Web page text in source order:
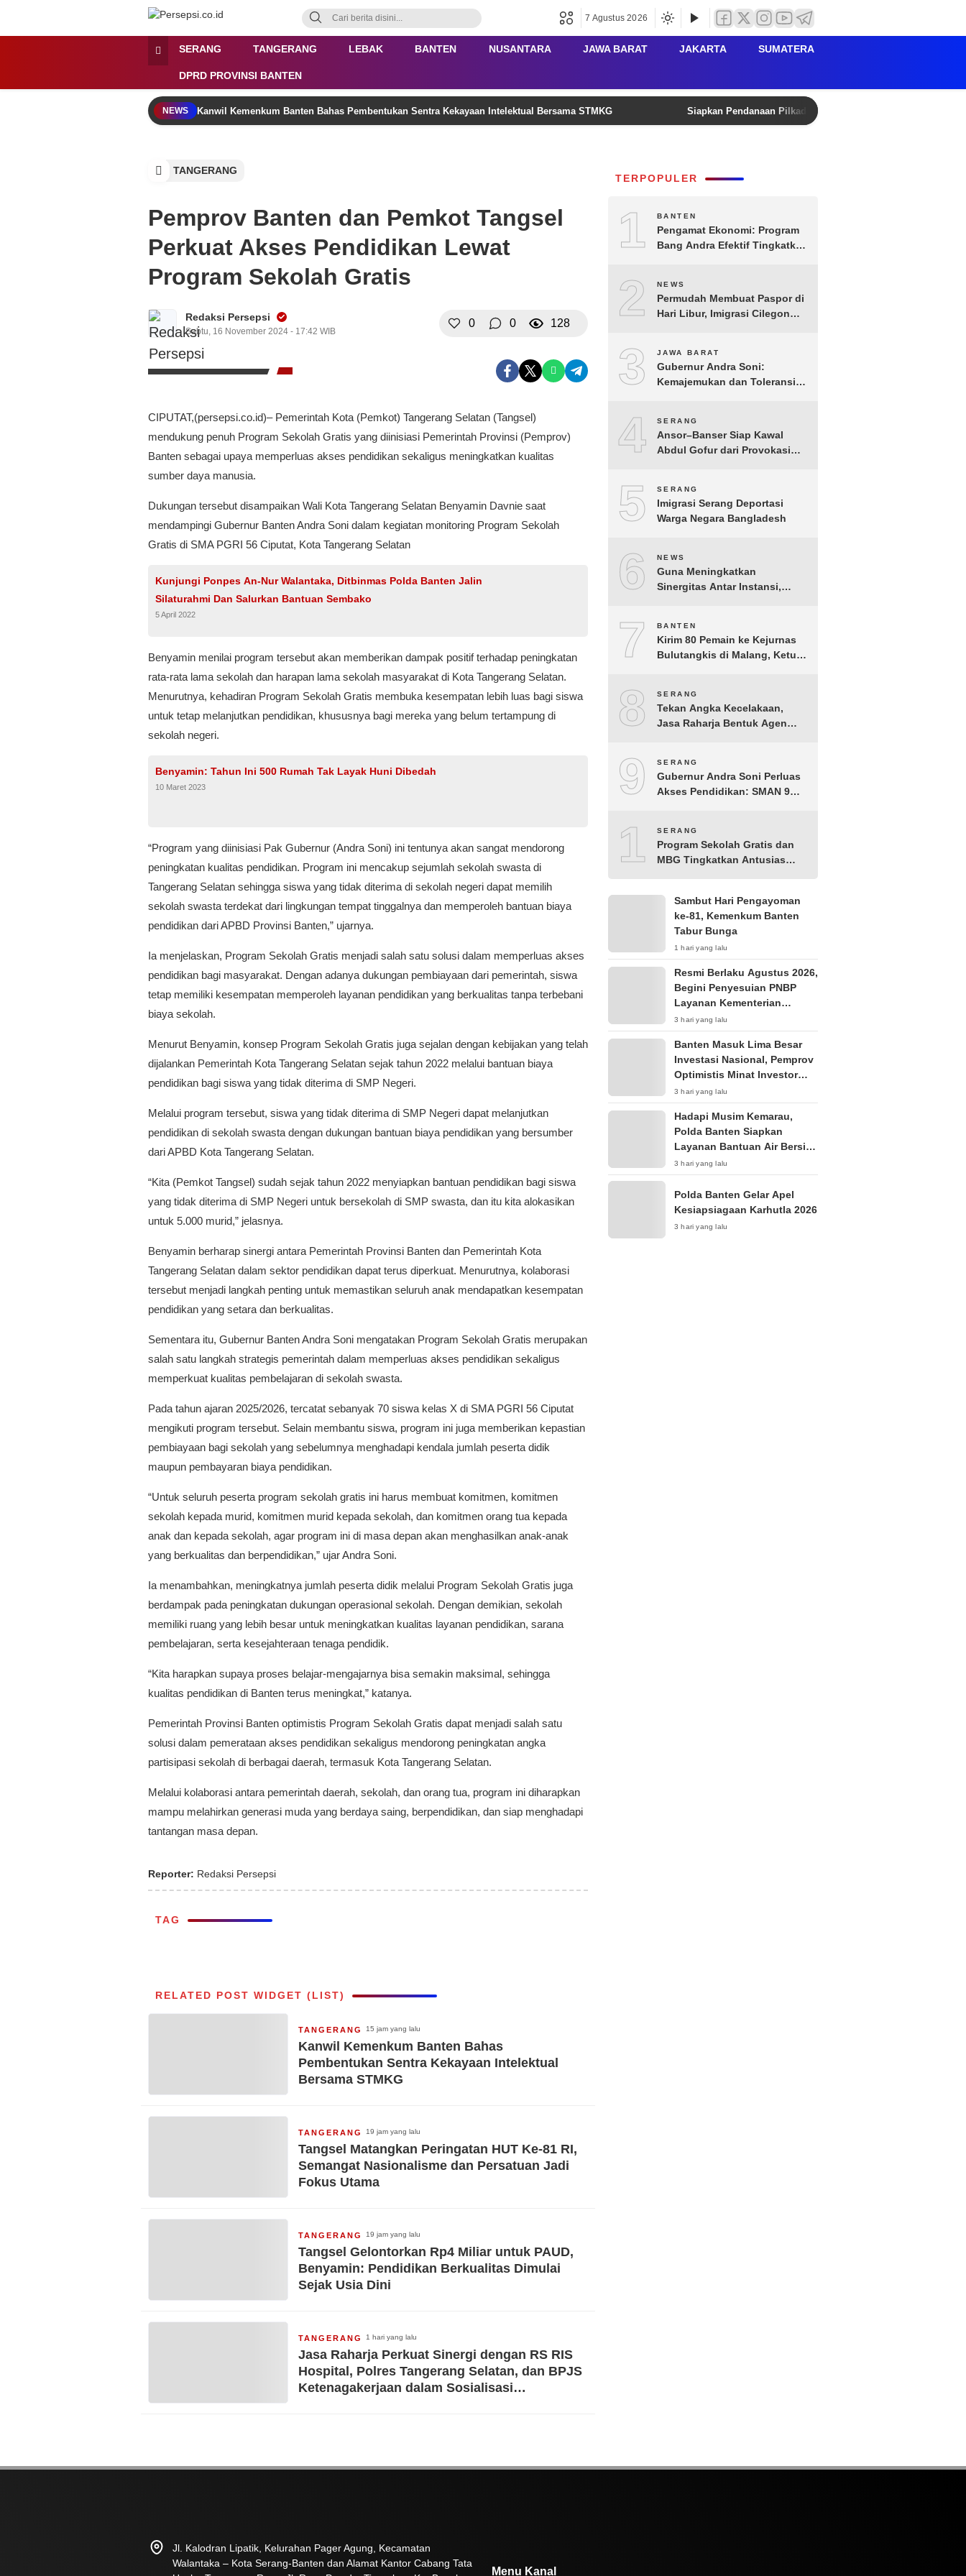
konten
Persepsi.co.id
Media Tanggap Dan Akurat
7 Agustus 2026
SERANG TANGERANG LEBAK BANTEN NUSANTARA JAWA BARAT JAKARTA SUMATERA
DPRD PROVINSI BANTEN
NEWS Kanwil Kemenkum Banten Bahas Pembentukan Sentra Kekayaan Intelektual Bersama STMKG Siapkan Pendanaan Pilkada Lebak 2029, Kanwil Kemenkum
TANGERANG
Pemprov Banten dan Pemkot Tangsel
Perkuat Akses Pendidikan Lewat
Program Sekolah Gratis
Redaksi Persepsi
Sabtu, 16 November 2024 - 17:42 WIB
0 0 128
CIPUTAT,(persepsi.co.id)– Pemerintah Kota (Pemkot) Tangerang Selatan (Tangsel)
mendukung penuh Program Sekolah Gratis yang diinisiasi Pemerintah Provinsi (Pemprov)
Banten sebagai upaya memperluas akses pendidikan sekaligus meningkatkan kualitas
sumber daya manusia.
Dukungan tersebut disampaikan Wali Kota Tangerang Selatan Benyamin Davnie saat
mendampingi Gubernur Banten Andra Soni dalam kegiatan monitoring Program Sekolah
Gratis di SMA PGRI 56 Ciputat, Kota Tangerang Selatan
Kunjungi Ponpes An-Nur Walantaka, Ditbinmas Polda Banten Jalin
Silaturahmi Dan Salurkan Bantuan Sembako
5 April 2022
Benyamin menilai program tersebut akan memberikan dampak positif terhadap peningkatan
rata-rata lama sekolah dan harapan lama sekolah masyarakat di Kota Tangerang Selatan.
Menurutnya, kehadiran Program Sekolah Gratis membuka kesempatan lebih luas bagi siswa
untuk tetap melanjutkan pendidikan, khususnya bagi mereka yang belum tertampung di
sekolah negeri.
Benyamin: Tahun Ini 500 Rumah Tak Layak Huni Dibedah
10 Maret 2023
“Program yang diinisiasi Pak Gubernur (Andra Soni) ini tentunya akan sangat mendorong
peningkatan kualitas pendidikan. Program ini mencakup sejumlah sekolah swasta di
Tangerang Selatan sehingga siswa yang tidak diterima di sekolah negeri dapat memilih
sekolah swasta terdekat dari lingkungan tempat tinggalnya dan memperoleh bantuan biaya
pendidikan dari APBD Provinsi Banten,” ujarnya.
Ia menjelaskan, Program Sekolah Gratis menjadi salah satu solusi dalam memperluas akses
pendidikan bagi masyarakat. Dengan adanya dukungan pembiayaan dari pemerintah, siswa
tetap memiliki kesempatan memperoleh layanan pendidikan yang berkualitas tanpa terbebani
biaya sekolah.
Menurut Benyamin, konsep Program Sekolah Gratis juga sejalan dengan kebijakan yang telah
dijalankan Pemerintah Kota Tangerang Selatan sejak tahun 2022 melalui bantuan biaya
pendidikan bagi siswa yang tidak diterima di SMP Negeri.
Melalui program tersebut, siswa yang tidak diterima di SMP Negeri dapat melanjutkan
pendidikan di sekolah swasta dengan dukungan bantuan biaya pendidikan yang bersumber
dari APBD Kota Tangerang Selatan.
“Kita (Pemkot Tangsel) sudah sejak tahun 2022 menyiapkan bantuan pendidikan bagi siswa
yang tidak diterima di SMP Negeri untuk bersekolah di SMP swasta, dan itu kita alokasikan
untuk 5.000 murid,” jelasnya.
Benyamin berharap sinergi antara Pemerintah Provinsi Banten dan Pemerintah Kota
Tangerang Selatan dalam sektor pendidikan dapat terus diperkuat. Menurutnya, kolaborasi
tersebut menjadi langkah penting untuk memastikan seluruh anak mendapatkan kesempatan
pendidikan yang setara dan berkualitas.
Sementara itu, Gubernur Banten Andra Soni mengatakan Program Sekolah Gratis merupakan
salah satu langkah strategis pemerintah dalam memperluas akses pendidikan sekaligus
memperkuat kualitas pembelajaran di sekolah swasta.
Pada tahun ajaran 2025/2026, tercatat sebanyak 70 siswa kelas X di SMA PGRI 56 Ciputat
mengikuti program tersebut. Selain membantu siswa, program ini juga memberikan kepastian
pembiayaan bagi sekolah yang sebelumnya menghadapi kendala jumlah peserta didik
maupun pembayaran biaya pendidikan.
“Untuk seluruh peserta program sekolah gratis ini harus membuat komitmen, komitmen
sekolah kepada murid, komitmen murid kepada sekolah, dan komitmen orang tua kepada
anak dan kepada sekolah, agar program ini di masa depan akan menghasilkan anak-anak
yang berkualitas dan berpendidikan,” ujar Andra Soni.
Ia menambahkan, meningkatnya jumlah peserta didik melalui Program Sekolah Gratis juga
berdampak pada peningkatan dukungan operasional sekolah. Dengan demikian, sekolah
memiliki ruang yang lebih besar untuk meningkatkan kualitas layanan pendidikan, sarana
pembelajaran, serta kesejahteraan tenaga pendidik.
“Kita harapkan supaya proses belajar-mengajarnya bisa semakin maksimal, sehingga
kualitas pendidikan di Banten terus meningkat,” katanya.
Pemerintah Provinsi Banten optimistis Program Sekolah Gratis dapat menjadi salah satu
solusi dalam pemerataan akses pendidikan sekaligus mendorong peningkatan angka
partisipasi sekolah di berbagai daerah, termasuk Kota Tangerang Selatan.
Melalui kolaborasi antara pemerintah daerah, sekolah, dan orang tua, program ini diharapkan
mampu melahirkan generasi muda yang berdaya saing, berpendidikan, dan siap menghadapi
tantangan masa depan.
Reporter: Redaksi Persepsi
TAG
RELATED POST WIDGET (LIST)
TANGERANG 15 jam yang lalu
Kanwil Kemenkum Banten Bahas
Pembentukan Sentra Kekayaan Intelektual
Bersama STMKG
TANGERANG 19 jam yang lalu
Tangsel Matangkan Peringatan HUT Ke-81 RI,
Semangat Nasionalisme dan Persatuan Jadi
Fokus Utama
TANGERANG 19 jam yang lalu
Tangsel Gelontorkan Rp4 Miliar untuk PAUD,
Benyamin: Pendidikan Berkualitas Dimulai
Sejak Usia Dini
TANGERANG 1 hari yang lalu
Jasa Raharja Perkuat Sinergi dengan RS RIS
Hospital, Polres Tangerang Selatan, dan BPJS
Ketenagakerjaan dalam Sosialisasi
TERPOPULER
1 BANTEN
Pengamat Ekonomi: Program
Bang Andra Efektif Tingkatkan
2 NEWS
Permudah Membuat Paspor di
Hari Libur, Imigrasi Cilegon
3 JAWA BARAT
Gubernur Andra Soni:
Kemajemukan dan Toleransi
4 SERANG
Ansor–Banser Siap Kawal
Abdul Gofur dari Provokasi
5 SERANG
Imigrasi Serang Deportasi
Warga Negara Bangladesh
6 NEWS
Guna Meningkatkan
Sinergitas Antar Instansi,
Cukai Khusus Kepri
7 BANTEN
Kirim 80 Pemain ke Kejurnas
Bulutangkis di Malang, Ketua
Hasil Terbaik
8 SERANG
Tekan Angka Kecelakaan,
Jasa Raharja Bentuk Agen
Taktakan
9 SERANG
Gubernur Andra Soni Perluas
Akses Pendidikan: SMAN 9
10SERANG
Program Sekolah Gratis dan
MBG Tingkatkan Antusias
Sambut Hari Pengayoman
ke-81, Kemenkum Banten
Tabur Bunga
1 hari yang lalu
Resmi Berlaku Agustus 2026,
Begini Penyesuian PNBP
Layanan Kementerian
Hukum
3 hari yang lalu
Banten Masuk Lima Besar
Investasi Nasional, Pemprov
Optimistis Minat Investor
Terus Tumbuh
3 hari yang lalu
Hadapi Musim Kemarau,
Polda Banten Siapkan
Layanan Bantuan Air Bersih
Melalui 110
3 hari yang lalu
Polda Banten Gelar Apel
Kesiapsiagaan Karhutla 2026
3 hari yang lalu
Jl. Kalodran Lipatik, Kelurahan Pager Agung, Kecamatan
Walantaka – Kota Serang-Banten dan Alamat Kantor Cabang Tata
Menu Kanal